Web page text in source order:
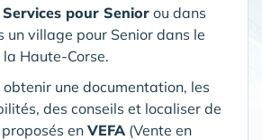
Services pour Senior ou dans
un village pour Senior dans le
Haute-Corse.
une documentation, les
des conseils et localiser de
enVEFA (Vente en